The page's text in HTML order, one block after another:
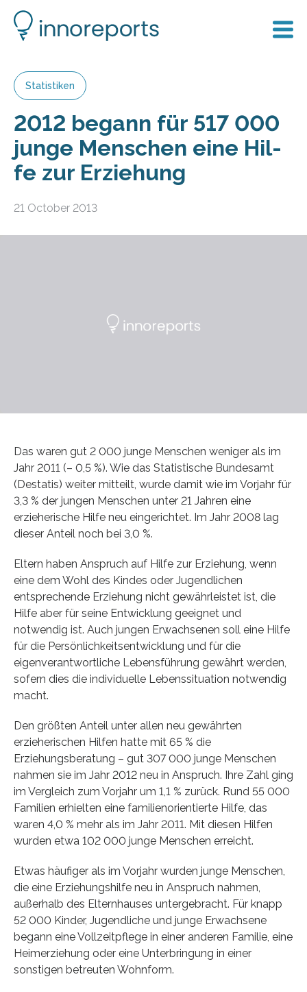
Statistiken
2012 be­gann für 517 000
jun­ge Men­schen eine Hil­
fe zur Er­zie­hung
21 October 2013
Das waren gut 2 000 junge Menschen weniger als im
Jahr 2011 (– 0,5 %). Wie das Statistische Bundesamt
(Destatis) weiter mitteilt, wurde damit wie im Vorjahr für
3,3 % der jungen Menschen unter 21 Jahren eine
erzieherische Hilfe neu eingerichtet. Im Jahr 2008 lag
dieser Anteil noch bei 3,0 %.
Eltern haben Anspruch auf Hilfe zur Erziehung, wenn
eine dem Wohl des Kindes oder Jugendlichen
entsprechende Erziehung nicht gewährleistet ist, die
Hilfe aber für seine Entwicklung geeignet und
notwendig ist. Auch jungen Erwachsenen soll eine Hilfe
für die Persönlichkeitsentwicklung und für die
eigenverantwortliche Lebensführung gewährt werden,
sofern dies die individuelle Lebenssituation notwendig
macht.
Den größten Anteil unter allen neu gewährten
erzieherischen Hilfen hatte mit 65 % die
Erziehungsberatung – gut 307 000 junge Menschen
nahmen sie im Jahr 2012 neu in Anspruch. Ihre Zahl ging
im Vergleich zum Vorjahr um 1,1 % zurück. Rund 55 000
Familien erhielten eine familienorientierte Hilfe, das
waren 4,0 % mehr als im Jahr 2011. Mit diesen Hilfen
wurden etwa 102 000 junge Menschen erreicht.
Etwas häufiger als im Vorjahr wurden junge Menschen,
die eine Erziehungshilfe neu in Anspruch nahmen,
außerhalb des Elternhauses untergebracht. Für knapp
52 000 Kinder, Jugendliche und junge Erwachsene
begann eine Vollzeitpflege in einer anderen Familie, eine
Heimerziehung oder eine Unterbringung in einer
sonstigen betreuten Wohnform.